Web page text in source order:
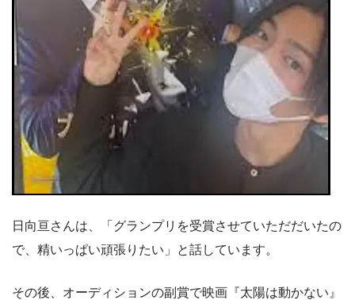
日向亘さんは、「グランプリを受賞させていただだいたの
で、精いっぱい頑張りたい」と話しています。
その後、オーディションの副賞で映画『太陽は動かない』